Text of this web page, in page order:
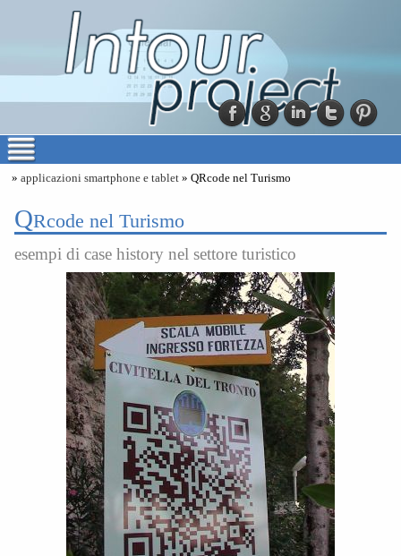
» applicazioni smartphone e tablet » QRcode nel Turismo
QRcode nel Turismo
esempi di case history nel settore turistico